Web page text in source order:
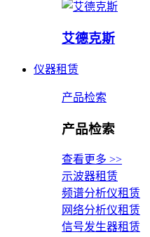
艾德克斯
仪器租赁
产品检索
产品检索
查看更多 >>
示波器租赁
频谱分析仪租赁
网络分析仪租赁
信号发生器租赁